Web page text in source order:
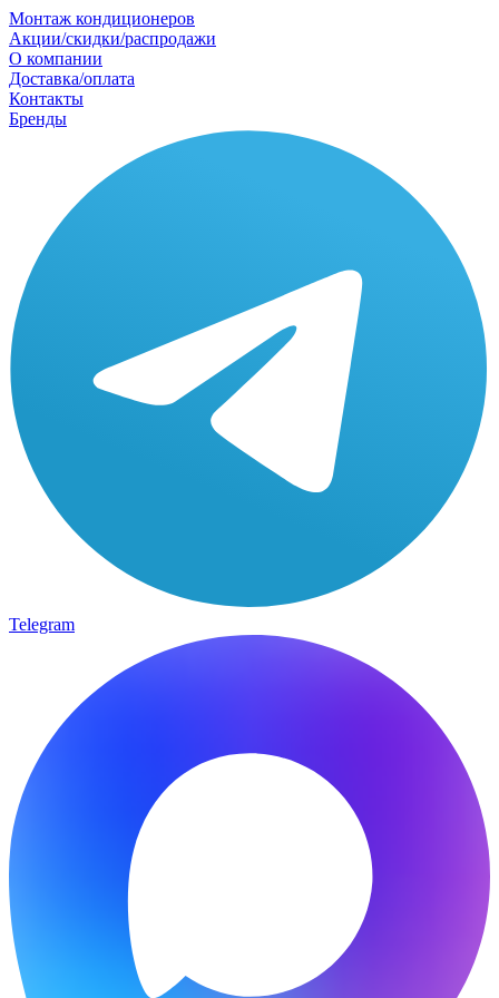
Монтаж кондиционеров
Акции/скидки/распродажи
О компании
Доставка/оплата
Контакты
Бренды
Telegram